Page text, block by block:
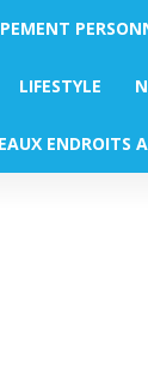
LIFESTYLE
ENDROITS